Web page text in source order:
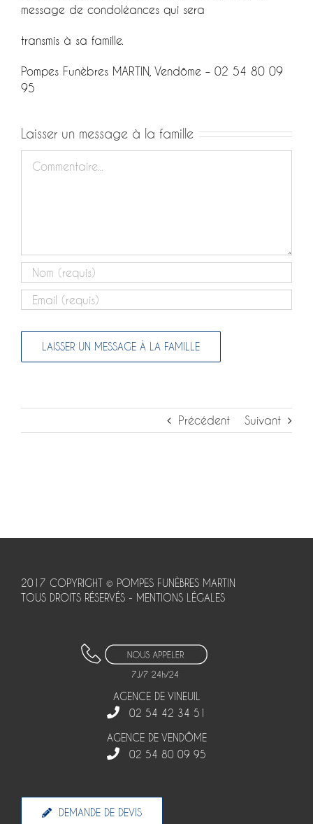
message de condoléances qui sera
transmis à sa famille.
Pompes Funèbres MARTIN, Vendôme – 02 54 80 09
95
Laisser un message à la famille
Précédent Suivant
2017 COPYRIGHT © POMPES FUNÈBRES MARTIN
TOUS DROITS RÉSERVÉS - MENTIONS LÉGALES
AGENCE DE VINEUIL
02 54 42 34 51
AGENCE DE VENDÔME
02 54 80 09 95
DEMANDE DE DEVIS